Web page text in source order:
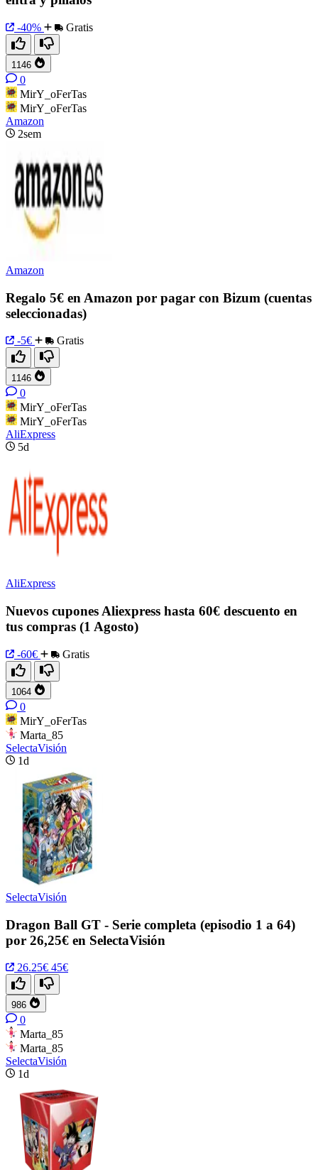
-40% Gratis
1146
0
MirY_oFerTas
MirY_oFerTas
Amazon
2sem
Amazon
Regalo 5€ en Amazon por pagar con Bizum (cuentas
seleccionadas)
-5€ Gratis
1146
0
MirY_oFerTas
MirY_oFerTas
AliExpress
5d
AliExpress
Nuevos cupones Aliexpress hasta 60€ descuento en
tus compras (1 Agosto)
-60€ Gratis
1064
0
MirY_oFerTas
Marta_85
SelectaVisión
1d
SelectaVisión
Dragon Ball GT - Serie completa (episodio 1 a 64)
por 26,25€ en SelectaVisión
26.25€ 45€
986
0
Marta_85
Marta_85
SelectaVisión
1d